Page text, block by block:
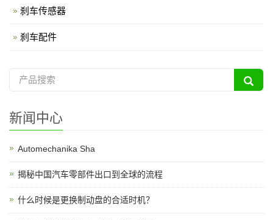
刹车传感器
刹车配件
新闻中心
Automechanika Sha
揭秘中国汽车零部件出口到全球的流程
什么时候是更换制动盘的合适时机？